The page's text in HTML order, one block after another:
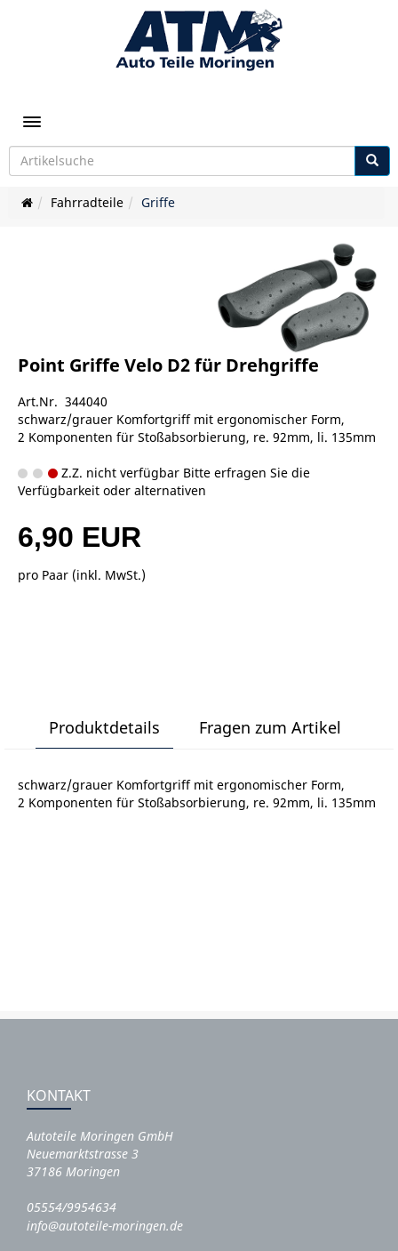
Toggle navigation
Fahrradteile Griffe
Point Griffe Velo D2 für Drehgriffe
Art.Nr. 344040
schwarz/grauer Komfortgriff mit ergonomischer Form,
2 Komponenten für Stoßabsorbierung, re. 92mm, li. 135mm
Z.Z. nicht verfügbar Bitte erfragen Sie die
Verfügbarkeit oder alternativen
6,90 EUR
pro Paar (inkl. MwSt.)
Produktdetails Fragen zum Artikel
schwarz/grauer Komfortgriff mit ergonomischer Form,
2 Komponenten für Stoßabsorbierung, re. 92mm, li. 135mm
KONTAKT
Autoteile Moringen GmbH
Neuemarktstrasse 3
37186 Moringen
05554/9954634
info@autoteile-moringen.de